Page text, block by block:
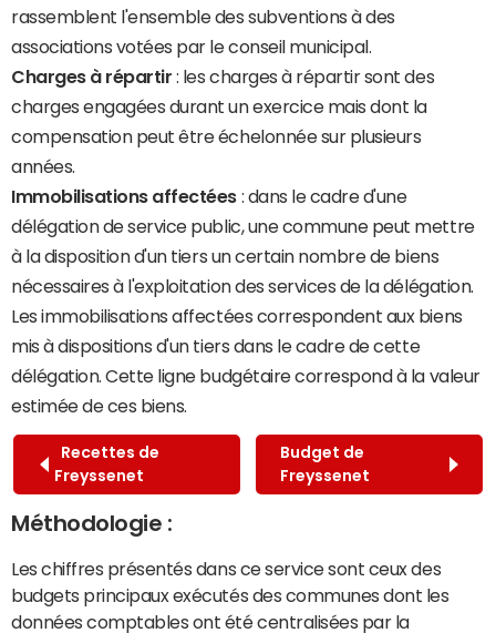
rassemblent l'ensemble des subventions à des
associations votées par le conseil municipal.
Charges à répartir : les charges à répartir sont des
charges engagées durant un exercice mais dont la
compensation peut être échelonnée sur plusieurs
années.
Immobilisations affectées : dans le cadre d'une
délégation de service public, une commune peut mettre
à la disposition d'un tiers un certain nombre de biens
nécessaires à l'exploitation des services de la délégation.
Les immobilisations affectées correspondent aux biens
mis à dispositions d'un tiers dans le cadre de cette
délégation. Cette ligne budgétaire correspond à la valeur
estimée de ces biens.
Recettes de
Freyssenet
Budget de
Freyssenet
Méthodologie :
Les chiffres présentés dans ce service sont ceux des
budgets principaux exécutés des communes dont les
données comptables ont été centralisées par la